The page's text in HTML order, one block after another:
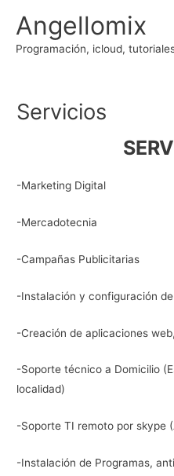
contenido
Angellomix
Programación, icloud,
Servicios
-Marketing Digital
-Mercadotecnia
-Campañas Publicitarias
-Instalación y configuración
-Creación de aplicaciones
-Soporte técnico a Domicilio
localidad)
-Soporte TI remoto por skype
-Instalación de Programas,